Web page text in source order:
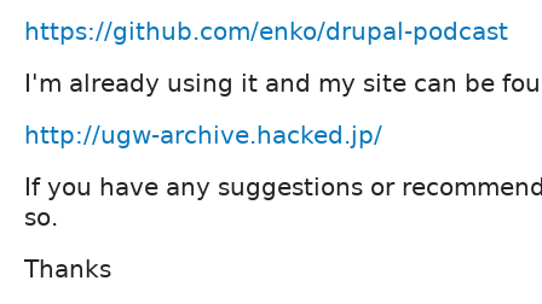
https://github.com/enko/drupal-podcast
I'm already using it and my site can be
http://ugw-archive.hacked.jp/
If you have any suggestions or
so.
Thanks